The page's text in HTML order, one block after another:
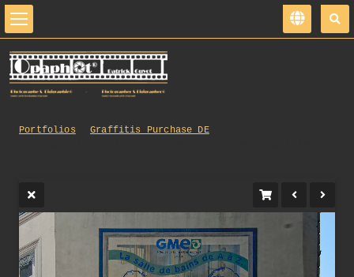
Portfolios
Graffitis_Purchase_DE